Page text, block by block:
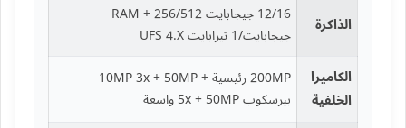
الذاكرة
12/16 جيجابايت RAM + 256/512
جيجابايت/1 تيرابايت UFS 4.X
الكاميرا
الخلفية
200MP رئيسية + 10MP 3x + 50MP
بيرسكوب 5x + 50MP واسعة